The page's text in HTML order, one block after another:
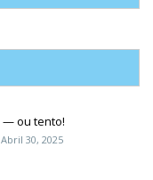
— ou tento!
Abril 30, 2025